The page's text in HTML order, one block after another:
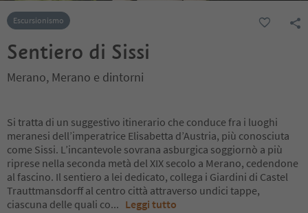
Escursionismo
Sentiero di Sissi
Merano, Merano e dintorni
Si tratta di un suggestivo itinerario che conduce fra i luoghi
meranesi dell’imperatrice Elisabetta d’Austria, più conosciuta
come Sissi. L’incantevole sovrana asburgica soggiornò a più
riprese nella seconda metà del XIX secolo a Merano, cedendone
al fascino. Il sentiero a lei dedicato, collega i Giardini di Castel
Trauttmansdorff al centro città attraverso undici tappe,
ciascuna delle quali co... Leggi tutto